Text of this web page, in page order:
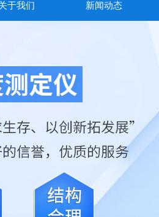
于我们 新闻动态